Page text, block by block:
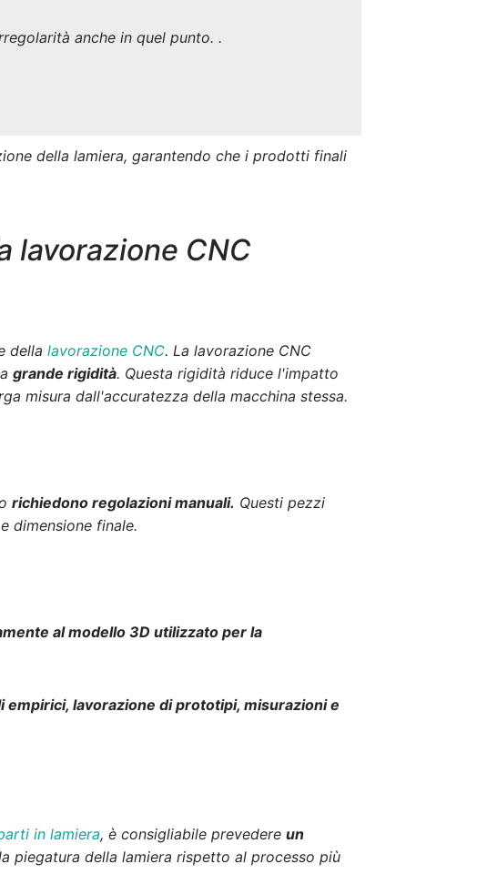
anche in quel punto. .
della lamiera, garantendo che i prodotti finali
lavorazione CNC
della lavorazione CNC. La lavorazione CNC
grande rigidità. Questa rigidità riduce l'impatto
misura dall'accuratezza della macchina stessa.
richiedono regolazioni manuali. Questi pezzi
dimensione finale.
al modello 3D utilizzato per la
empirici, lavorazione di prototipi, misurazioni e
in lamiera, è consigliabile prevedere un
piegatura della lamiera rispetto al processo più